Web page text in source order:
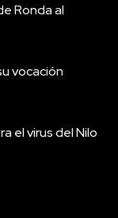
Ronda al
vocación
el virus del Nilo